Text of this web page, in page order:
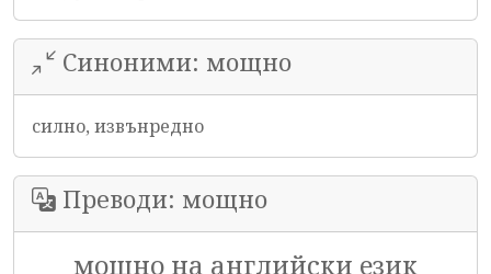
Синоними: мощно
силно, извънредно
Преводи: мощно
мощно на английски език